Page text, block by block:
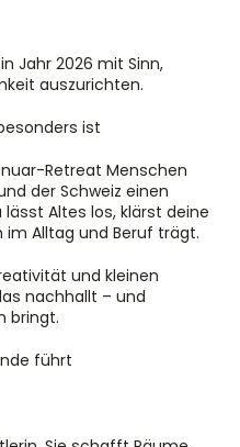
Jahr 2026 mit Sinn,
auszurichten.
ist
Retreat Menschen
der Schweiz einen
Altes los, klärst deine
im Alltag und Beruf trägt.
und kleinen
nachhallt – und
bringt.
führt